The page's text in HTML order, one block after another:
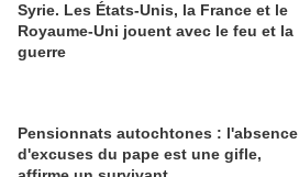
Syrie. Les États-Unis, la France et le
Royaume-Uni jouent avec le feu et la
guerre
Pensionnats autochtones : l'absence
d'excuses du pape est une gifle,